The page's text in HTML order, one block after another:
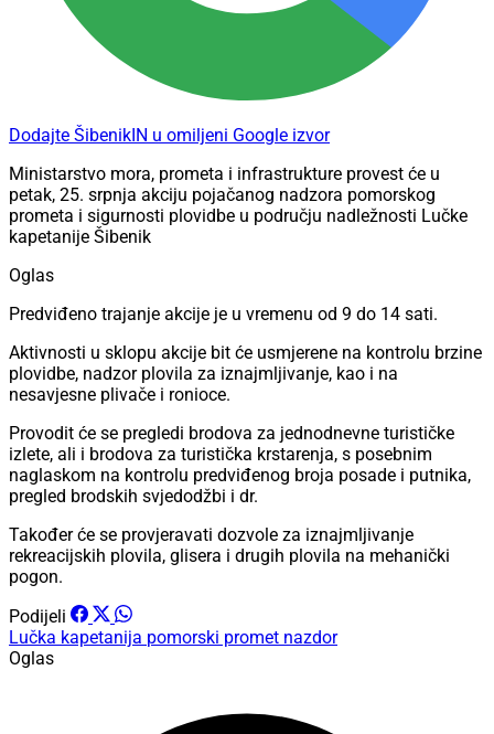
Dodajte ŠibenikIN u omiljeni Google izvor
Ministarstvo mora, prometa i infrastrukture provest će u
petak, 25. srpnja akciju pojačanog nadzora pomorskog
prometa i sigurnosti plovidbe u području nadležnosti Lučke
kapetanije Šibenik
Oglas
Predviđeno trajanje akcije je u vremenu od 9 do 14 sati.
Aktivnosti u sklopu akcije bit će usmjerene na kontrolu brzine
plovidbe, nadzor plovila za iznajmljivanje, kao i na
nesavjesne plivače i ronioce.
Provodit će se pregledi brodova za jednodnevne turističke
izlete, ali i brodova za turistička krstarenja, s posebnim
naglaskom na kontrolu predviđenog broja posade i putnika,
pregled brodskih svjedodžbi i dr.
Također će se provjeravati dozvole za iznajmljivanje
rekreacijskih plovila, glisera i drugih plovila na mehanički
pogon.
Podijeli
Lučka kapetanija pomorski promet nazdor
Oglas